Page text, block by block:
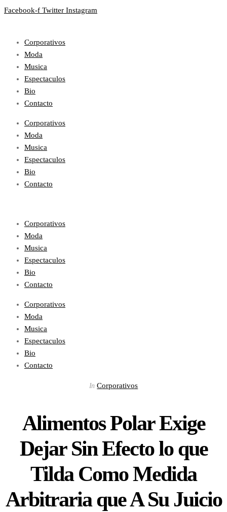
Facebook-f Twitter Instagram
Corporativos
Moda
Musica
Espectaculos
Bio
Contacto
Corporativos
Moda
Musica
Espectaculos
Bio
Contacto
Corporativos
Moda
Musica
Espectaculos
Bio
Contacto
Corporativos
Moda
Musica
Espectaculos
Bio
Contacto
In Corporativos
Alimentos Polar Exige
Dejar Sin Efecto lo que
Tilda Como Medida
Arbitraria que A Su Juicio